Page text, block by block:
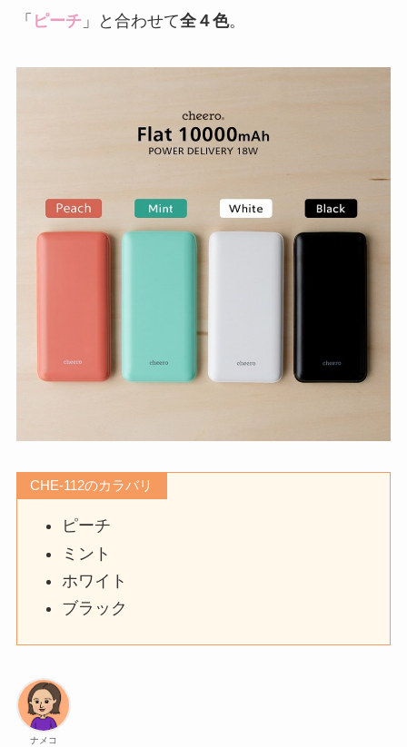
「 ピーチ」と合わせて全４色。
CHE-112のカラバリ
ピーチ
ミント
ホワイト
ブラック
ナメコ